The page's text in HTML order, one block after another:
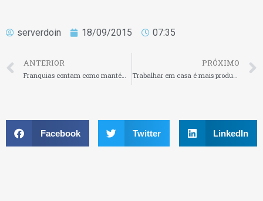
serverdoin 18/09/2015 07:35
ANTERIOR
Franquias contam como mantém o crescimento em meio à crise
PRÓXIMO
Trabalhar em casa é mais produtivo e bem aceito pelas empresas
Facebook Twitter LinkedIn